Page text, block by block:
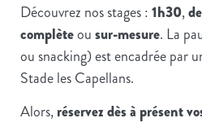
Découvrez nos stages :1h30,
complèteousur-mesure. La
ou snacking) est encadrée par
Stade les Capellans.
Alors,réservez dès à présent